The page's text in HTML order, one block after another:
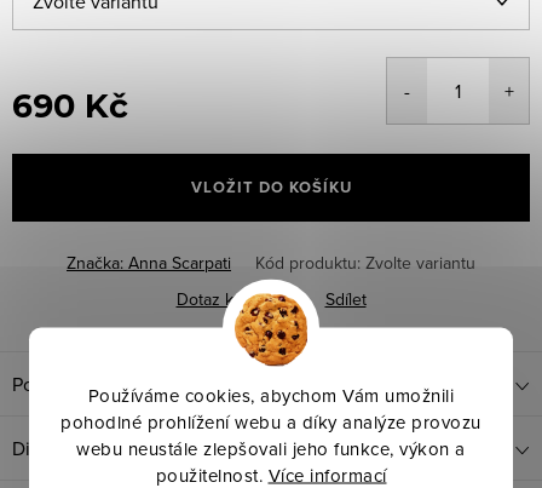
Používáme cookies, abychom Vám umožnili
pohodlné prohlížení webu a díky analýze provozu
webu neustále zlepšovali jeho funkce, výkon a
použitelnost. Více informací
690 Kč
cena:
VLOŽIT DO KOŠÍKU
Značka: Anna Scarpati Kód produktu: Zvolte variantu
Dotaz k produktu
Sdílet
Popis produktu
Diskuze